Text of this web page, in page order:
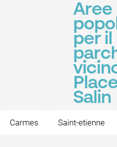
Aree
per il
Salin
Carmes Saint-etienne